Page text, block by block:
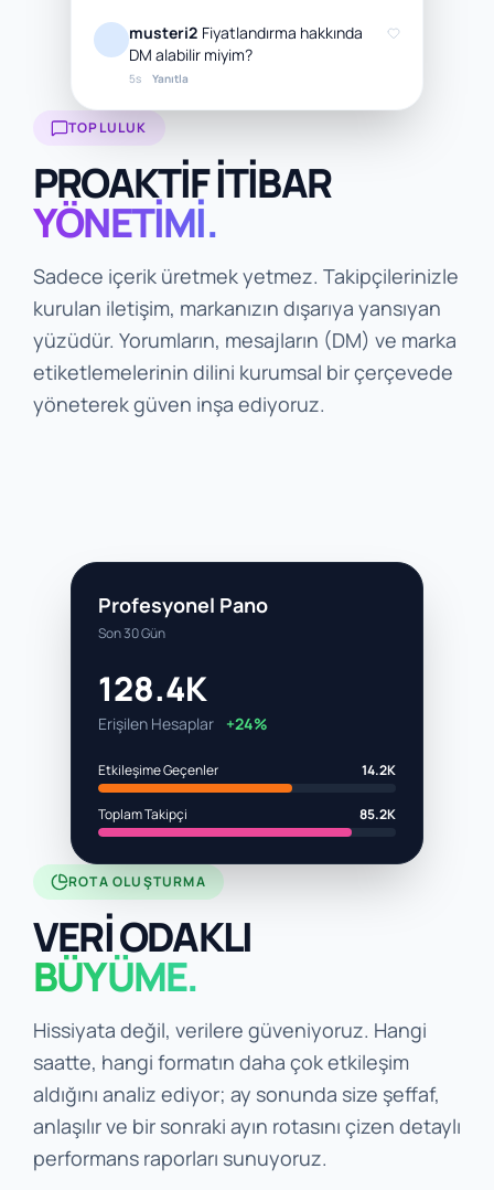
TOPLULUK
PROAKTİF İTİBAR
YÖNETİMİ.
Sadece içerik üretmek yetmez. Takipçilerinizle
kurulan iletişim, markanızın dışarıya yansıyan
yüzüdür. Yorumların, mesajların (DM) ve marka
etiketlemelerinin dilini kurumsal bir çerçevede
yöneterek güven inşa ediyoruz.
musteri2 Fiyatlandırma hakkında
DM alabilir miyim?
5s Yanıtla
Profesyonel Pano
Son 30 Gün
128.4K
Erişilen Hesaplar +24%
Etkileşime Geçenler 14.2K
Toplam Takipçi 85.2K
ROTA OLUŞTURMA
VERİ ODAKLI
BÜYÜME.
Hissiyata değil, verilere güveniyoruz. Hangi
saatte, hangi formatın daha çok etkileşim
aldığını analiz ediyor; ay sonunda size şeffaf,
anlaşılır ve bir sonraki ayın rotasını çizen detaylı
performans raporları sunuyoruz.